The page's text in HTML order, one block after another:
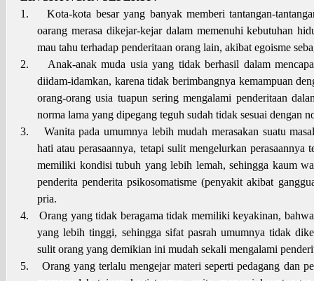
1.
Kota-kota besar yang banyak memberi tantangan-
oarang merasa dikejar-kejar dalam memenuhi kebutuhan
mau tahu terhadap penderitaan orang lain, akibat egoisme
2.
Anak-anak muda usia yang tidak berhasil dalam
diidam-idamkan, karena tidak berimbangnya kemampuan
orang-orang usia tuapun sering mengalami penderitaan
norma lama yang dipegang teguh sudah tidak sesuai dengan
3.
Wanita pada umumnya lebih mudah merasakan suatu
hati atau perasaannya, tetapi sulit mengelurkan perasaannya
memiliki kondisi tubuh yang lebih lemah, sehingga kaum
penderita penderita psikosomatisme (penyakit akibat
pria.
4.
Orang yang tidak beragama tidak memiliki keyakinan,
yang lebih tinggi, sehingga sifat pasrah umumnya tidak
sulit orang yang demikian ini mudah sekali mengalami
5.
Orang yang terlalu mengejar materi seperti pedagang dan